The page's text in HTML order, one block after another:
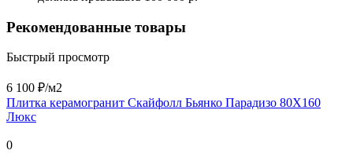
Рекомендованные товары
Быстрый просмотр
6 100 ₽/м2
Плитка керамогранит Скайфолл Бьянко Парадизо 80X160
Люкс
0